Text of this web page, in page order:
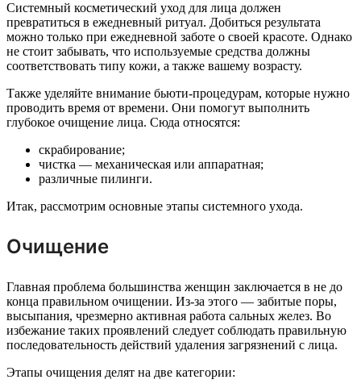
Системный косметический уход для лица должен
превратиться в ежедневный ритуал. Добиться результата
можно только при ежедневной заботе о своей красоте. Однако
не стоит забывать, что используемые средства должны
соответствовать типу кожи, а также вашему возрасту.
Также уделяйте внимание бьюти-процедурам, которые нужно
проводить время от времени. Они помогут выполнить
глубокое очищение лица. Сюда относятся:
скрабирование;
чистка — механическая или аппаратная;
различные пилинги.
Итак, рассмотрим основные этапы системного ухода.
Очищение
Главная проблема большинства женщин заключается в не до
конца правильном очищении. Из-за этого — забитые поры,
высыпания, чрезмерно активная работа сальных желез. Во
избежание таких проявлений следует соблюдать правильную
последовательность действий удаления загрязнений с лица.
Этапы очищения делят на две категории: